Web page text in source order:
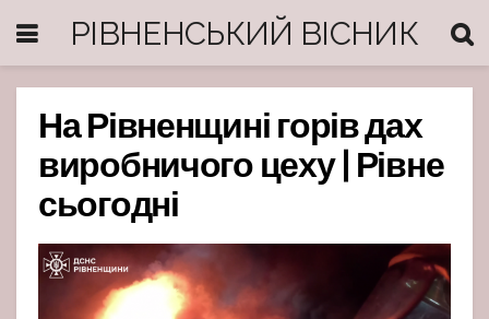
РІВНЕНСЬКИЙ ВІСНИК
На Рівненщині горів дах
виробничого цеху | Рівне
сьогодні